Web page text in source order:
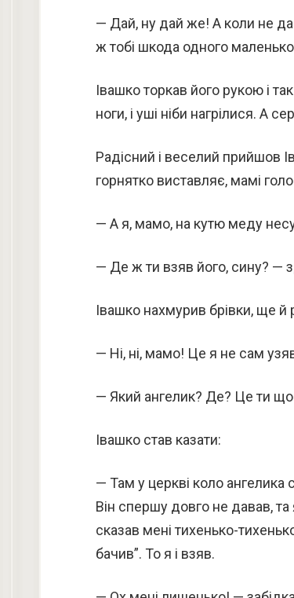
— Дай, ну дай же! А коли не
ж тобі шкода одного
Івашко торкав його рукою і
ноги, і уші ніби нагрілися. А
Радісний і веселий прийшов
горнятко виставляє, мамі
— А я, мамо, на кутю меду
— Де ж ти взяв його, сину? —
Івашко нахмурив брівки, ще й
— Ні, ні, мамо! Це я не сам
— Який ангелик? Де? Це ти
Івашко став казати:
— Там у церкві коло ангелика
Він спершу довго не давав, та
сказав мені тихенько-
бачив”. То я і взяв.